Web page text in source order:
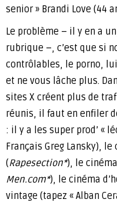
senior » Brandi Love (44
Le problème – il y en a
rubrique –, c’est que si
contrôlables, le porno,
et ne vous lâche plus.
sites X créent plus de
réunis, il faut en enfiler
: il y a les super prod’ «
Français Greg Lansky),
(Rapesection*), le
Men.com*), le cinéma
vintage (tapez « Alban